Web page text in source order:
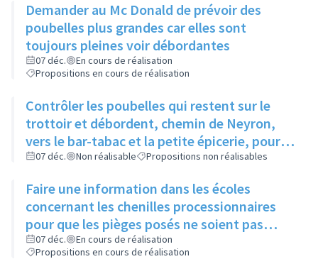
Demander au Mc Donald de prévoir des
poubelles plus grandes car elles sont
toujours pleines voir débordantes
07 déc.
En cours de réalisation
Propositions en cours de réalisation
Contrôler les poubelles qui restent sur le
trottoir et débordent, chemin de Neyron,
vers le bar-tabac et la petite épicerie, pour
qu'elles soient sorties la veille du ramassage
07 déc. Non réalisable Propositions non réalisables
Faire une information dans les écoles
concernant les chenilles processionnaires
pour que les pièges posés ne soient pas
enlevés
07 déc.
En cours de réalisation
Propositions en cours de réalisation